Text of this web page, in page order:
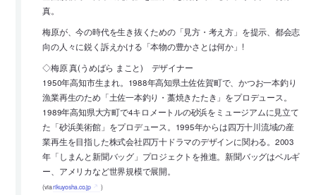
真。
梅原が、今の時代を生き抜くための「見方・考え方」を提示、都会志
向の人々に鋭く訴えかける「本物の豊かさとは何か」!
◇梅原 真(うめばら まこと) デザイナー
1950年高知市生まれ。1988年高知県土佐佐賀町で、かつお一本釣り
漁業再生のため「土佐一本釣り・藁焼きたたき」をプロデュース。
1989年高知県大方町で4キロメートルの砂浜をミュージアムに見立て
た「砂浜美術館」をプロデュース。1995年からは四万十川流域の産
業再生を目指した株式会社四万十ドラマのデザインに関わる。2003
年「しまんと新聞バッグ」プロジェクトを推進。新聞バッグはベルギ
ー、アメリカなど世界規模で展開。
(viarikuyosha.co.jp )